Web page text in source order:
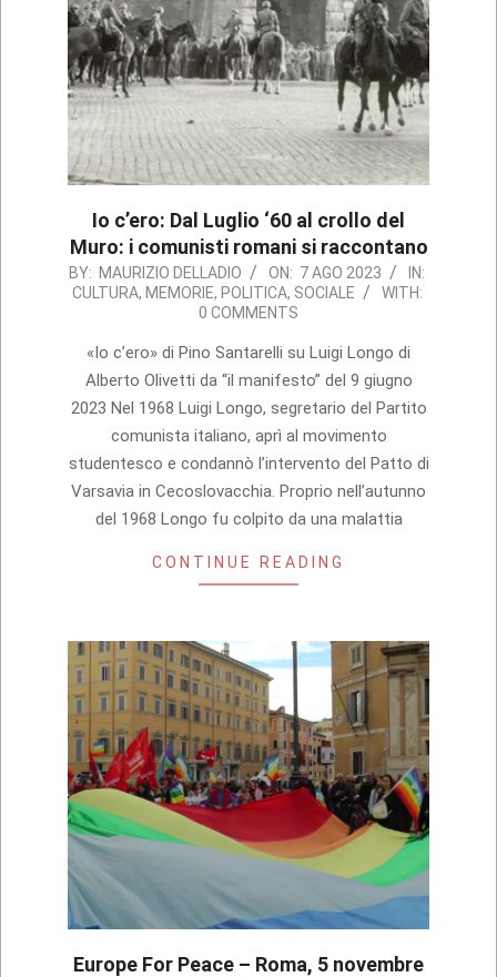
Io c’ero: Dal Luglio ‘60 al crollo del
Muro: i comunisti romani si raccontano
2023-
08-
BY: MAURIZIO DELLADIO ON: 7 AGO 2023
IN:
CULTURA, MEMORIE, POLITICA, SOCIALE
WITH:
0 COMMENTS
«Io c’ero» di Pino Santarelli su Luigi Longo di
Alberto Olivetti da “il manifesto” del 9 giugno
2023 Nel 1968 Luigi Longo, segretario del Partito
comunista italiano, aprì al movimento
studentesco e condannò l’intervento del Patto di
Varsavia in Cecoslovacchia. Proprio nell’autunno
del 1968 Longo fu colpito da una malattia
CONTINUE READING
Europe For Peace – Roma, 5 novembre